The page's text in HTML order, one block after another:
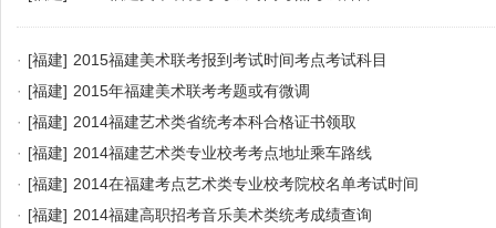
· [福建] 2015福建美术联考报到考试时间考点考试科目
· [福建] 2015年福建美术联考考题或有微调
· [福建] 2014福建艺术类省统考本科合格证书领取
· [福建] 2014福建艺术类专业校考考点地址乘车路线
· [福建] 2014在福建考点艺术类专业校考院校名单考试时间
· [福建] 2014福建高职招考音乐美术类统考成绩查询